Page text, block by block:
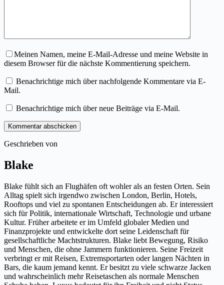
Meinen Namen, meine E-Mail-Adresse und meine Website in
diesem Browser für die nächste Kommentierung speichern.
Benachrichtige mich über nachfolgende Kommentare via E-
Mail.
Benachrichtige mich über neue Beiträge via E-Mail.
Kommentar abschicken
Geschrieben von
Blake
Blake fühlt sich an Flughäfen oft wohler als an festen Orten. Sein
Alltag spielt sich irgendwo zwischen London, Berlin, Hotels,
Rooftops und viel zu spontanen Entscheidungen ab. Er interessiert
sich für Politik, internationale Wirtschaft, Technologie und urbane
Kultur. Früher arbeitete er im Umfeld globaler Medien und
Finanzprojekte und entwickelte dort seine Leidenschaft für
gesellschaftliche Machtstrukturen. Blake liebt Bewegung, Risiko
und Menschen, die ohne Jammern funktionieren. Seine Freizeit
verbringt er mit Reisen, Extremsportarten oder langen Nächten in
Bars, die kaum jemand kennt. Er besitzt zu viele schwarze Jacken
und wahrscheinlich mehr Reisetaschen als normale Menschen